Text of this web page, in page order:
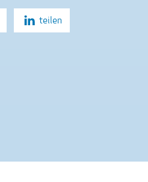
teilen